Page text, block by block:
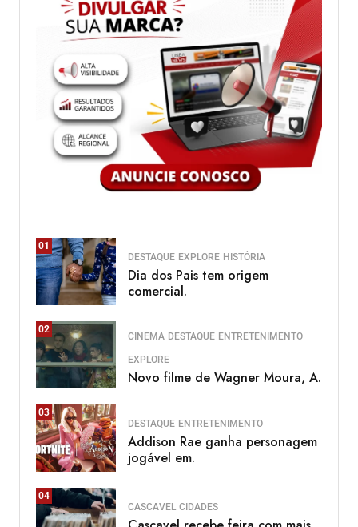
01
DESTAQUE EXPLORE HISTÓRIA
Dia dos Pais tem origem
comercial.
02
CINEMA DESTAQUE ENTRETENIMENTO
EXPLORE
Novo filme de Wagner Moura, A.
03
DESTAQUE ENTRETENIMENTO
Addison Rae ganha personagem
jogável em.
04
CASCAVEL CIDADES